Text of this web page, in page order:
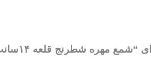
مهره شطرنج قلعه ۱۴سانت”